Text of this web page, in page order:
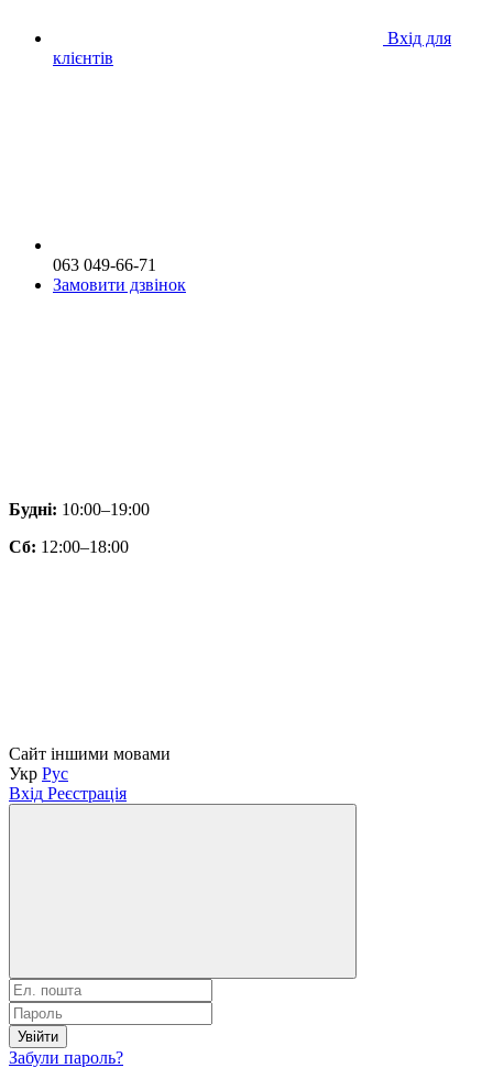
Вхід для
клієнтів
063 049-66-71
Замовити дзвінок
Будні: 10:00–19:00
Сб: 12:00–18:00
Сайт іншими мовами
Укр Рус
Вхід Реєстрація
Увійти
Забули пароль?